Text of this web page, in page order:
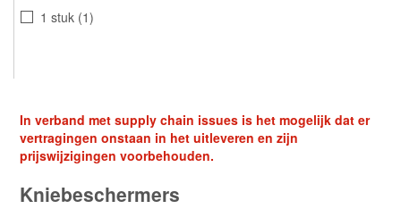
12 paar 1
1 stuk 1
In verband met supply chain issues is het mogelijk dat er
vertragingen onstaan in het uitleveren en zijn
prijswijzigingen voorbehouden.
Kniebeschermers